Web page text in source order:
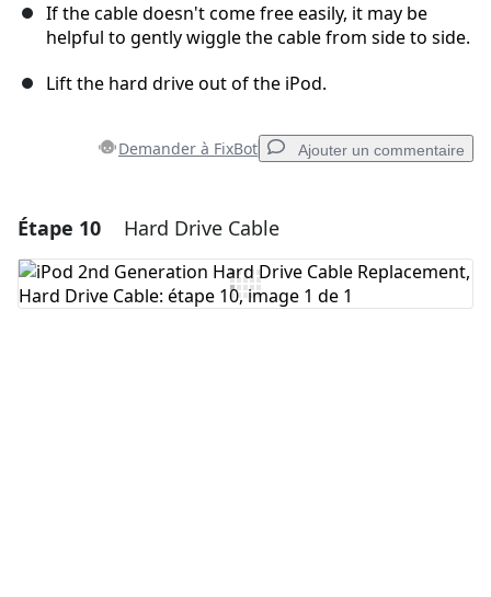
If the cable doesn't come free easily, it may be
helpful to gently wiggle the cable from side to side.
Lift the hard drive out of the iPod.
Demander à FixBot Ajouter un commentaire
Ajouter un commentaire
Ajouter un commentaire
Étape 10 Hard Drive Cable